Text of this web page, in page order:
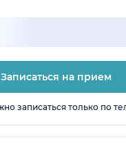
Записаться на прием
записаться только по